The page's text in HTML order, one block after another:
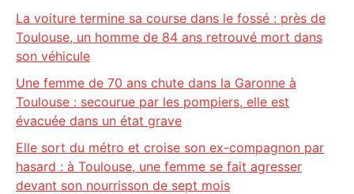
La voiture termine sa course dans le fossé : près de
Toulouse, un homme de 84 ans retrouvé mort dans
son véhicule
Une femme de 70 ans chute dans la Garonne à
Toulouse : secourue par les pompiers, elle est
évacuée dans un état grave
Elle sort du métro et croise son ex-compagnon par
hasard : à Toulouse, une femme se fait agresser
devant son nourrisson de sept mois